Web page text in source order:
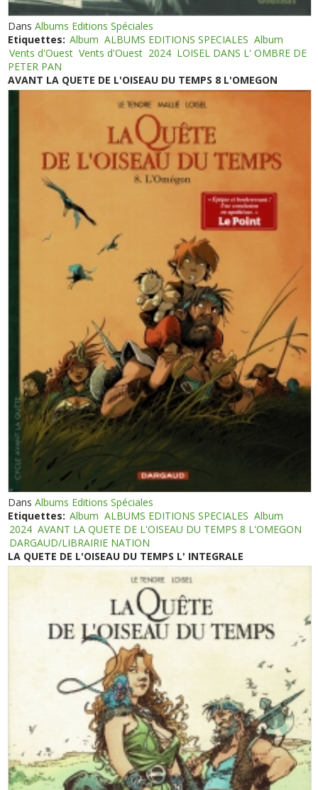
DansAlbums Editions Spéciales
Etiquettes: Album ALBUMS EDITIONS SPECIALES Album
Vents d'Ouest Vents d'Ouest 2024 LOISEL DANS L' OMBRE DE
PETER PAN
AVANT LA QUETE DE L'OISEAU DU TEMPS 8 L'OMEGON
DansAlbums Editions Spéciales
Etiquettes: Album ALBUMS EDITIONS SPECIALES Album
2024 AVANT LA QUETE DE L'OISEAU DU TEMPS 8 L'OMEGON
DARGAUD/LIBRAIRIE NATION
LA QUETE DE L'OISEAU DU TEMPS L' INTEGRALE